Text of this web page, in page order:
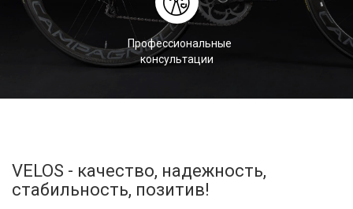
Профессиональные
консультации
VELOS - качество, надежность,
стабильность, позитив!